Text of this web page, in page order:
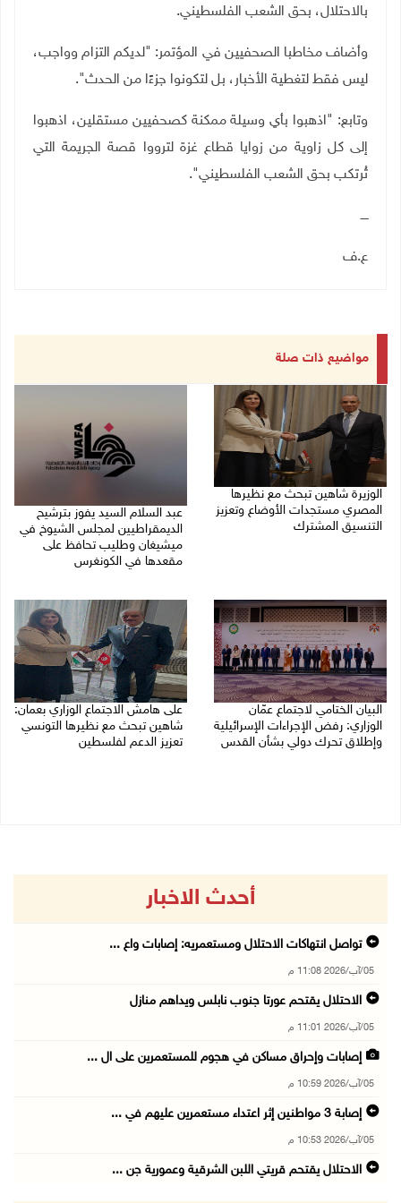
بالاحتلال، بحق الشعب الفلسطيني.
وأضاف مخاطبا الصحفيين في المؤتمر: "لديكم التزام وواجب،
ليس فقط لتغطية الأخبار، بل لتكونوا جزءًا من الحدث".
وتابع: "اذهبوا بأي وسيلة ممكنة كصحفيين مستقلين، اذهبوا
إلى كل زاوية من زوايا قطاع غزة لترووا قصة الجريمة التي
تُرتكب بحق الشعب الفلسطيني"
.
ــــ
ع.ف
مواضيع ذات صلة
الوزيرة شاهين تبحث مع نظيرها
المصري مستجدات الأوضاع وتعزيز
التنسيق المشترك
عبد السلام السيد يفوز بترشيح
الديمقراطيين لمجلس الشيوخ في
ميشيغان وطليب تحافظ على
مقعدها في الكونغرس
البيان الختامي لاجتماع عمّان
الوزاري: رفض الإجراءات الإسرائيلية
وإطلاق تحرك دولي بشأن القدس
على هامش الاجتماع الوزاري بعمان:
شاهين تبحث مع نظيرها التونسي
تعزيز الدعم لفلسطين
أحدث الاخبار
تواصل انتهاكات الاحتلال ومستعمريه: إصابات واع ...
05/آب/2026 11:08 م
الاحتلال يقتحم عورتا جنوب نابلس ويداهم منازل
05/آب/2026 11:01 م
إصابات وإحراق مساكن في هجوم للمستعمرين على ال ...
05/آب/2026 10:59 م
إصابة 3 مواطنين إثر اعتداء مستعمرين عليهم في ...
05/آب/2026 10:53 م
الاحتلال يقتحم قريتي اللبن الشرقية وعمورية جن ...